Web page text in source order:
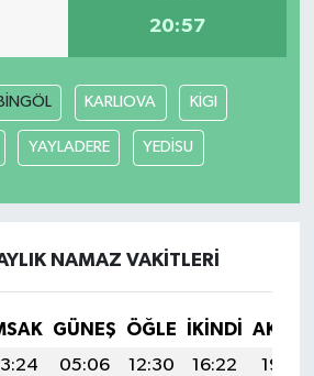
20:57
KARLIOVA KİGI
YAYLADERE YEDİSU
NAMAZ VAKITLERI
GÜNEŞ ÖĞLE İKINDI
05:06 12:30 16:22
19:43